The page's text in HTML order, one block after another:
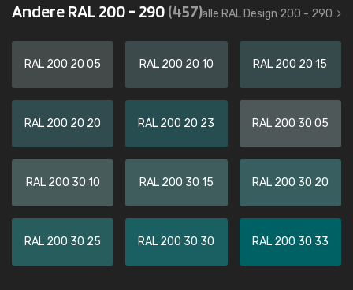
Andere RAL 200 - 290(457)alle RAL Design 200 - 290
RAL 200 20 05 RAL 200 20 10 RAL 200 20 15
RAL 200 20 20 RAL 200 20 23 RAL 200 30 05
RAL 200 30 10 RAL 200 30 15 RAL 200 30 20
RAL 200 30 25 RAL 200 30 30 RAL 200 30 33